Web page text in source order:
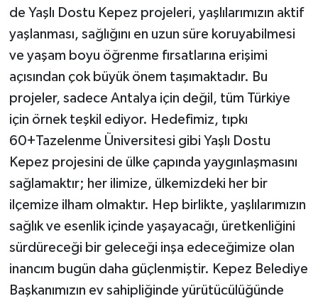
de Yaşlı Dostu Kepez projeleri, yaşlılarımızın aktif
yaşlanması, sağlığını en uzun süre koruyabilmesi
ve yaşam boyu öğrenme fırsatlarına erişimi
açısından çok büyük önem taşımaktadır. Bu
projeler, sadece Antalya için değil, tüm Türkiye
için örnek teşkil ediyor. Hedefimiz, tıpkı
60+Tazelenme Üniversitesi gibi Yaşlı Dostu
Kepez projesini de ülke çapında yaygınlaşmasını
sağlamaktır; her ilimize, ülkemizdeki her bir
ilçemize ilham olmaktır. Hep birlikte, yaşlılarımızın
sağlık ve esenlik içinde yaşayacağı, üretkenliğini
sürdüreceği bir geleceği inşa edeceğimize olan
inancım bugün daha güçlenmiştir. Kepez Belediye
Başkanımızın ev sahipliğinde yürütücülüğünde